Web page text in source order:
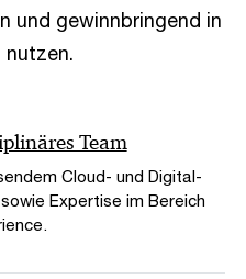
und gewinnbringend in
Team
Cloud- und Digital-
Expertise im Bereich